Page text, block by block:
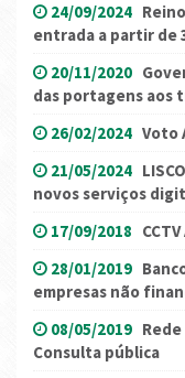
24/09/2024
entrada a partir de
20/11/2020
das portagens aos
26/02/2024 Voto
21/05/2024
novos serviços
17/09/2018
28/01/2019
empresas não
08/05/2019
Consulta pública